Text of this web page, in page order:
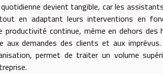
devient tangible, car les
en adaptant leurs interventions en
continue, même en dehors des
demandes des clients et aux
permet de traiter un volume